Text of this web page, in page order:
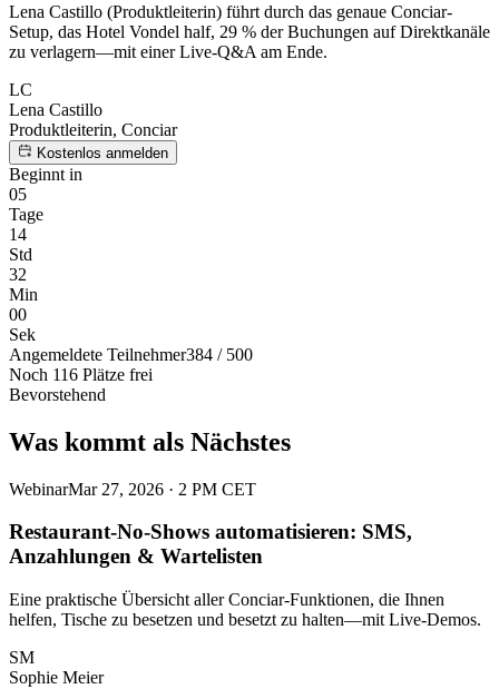
Lena Castillo (Produktleiterin) führt durch das genaue Conciar-
Setup, das Hotel Vondel half, 29 % der Buchungen auf Direktkanäle
zu verlagern—mit einer Live-Q&A am Ende.
LC
Lena Castillo
Produktleiterin, Conciar
Kostenlos anmelden
Beginnt in
05
Tage
14
Std
32
Min
00
Sek
Angemeldete Teilnehmer384 / 500
Noch 116 Plätze frei
Bevorstehend
Was kommt als Nächstes
WebinarMar 27, 2026 · 2 PM CET
Restaurant-No-Shows automatisieren: SMS,
Anzahlungen & Wartelisten
Eine praktische Übersicht aller Conciar-Funktionen, die Ihnen
helfen, Tische zu besetzen und besetzt zu halten—mit Live-Demos.
SM
Sophie Meier